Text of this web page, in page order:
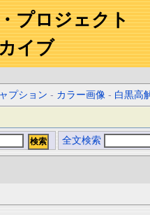
プロジェクト
イブ
プション - カラー画像 - 白黒高
全文検索